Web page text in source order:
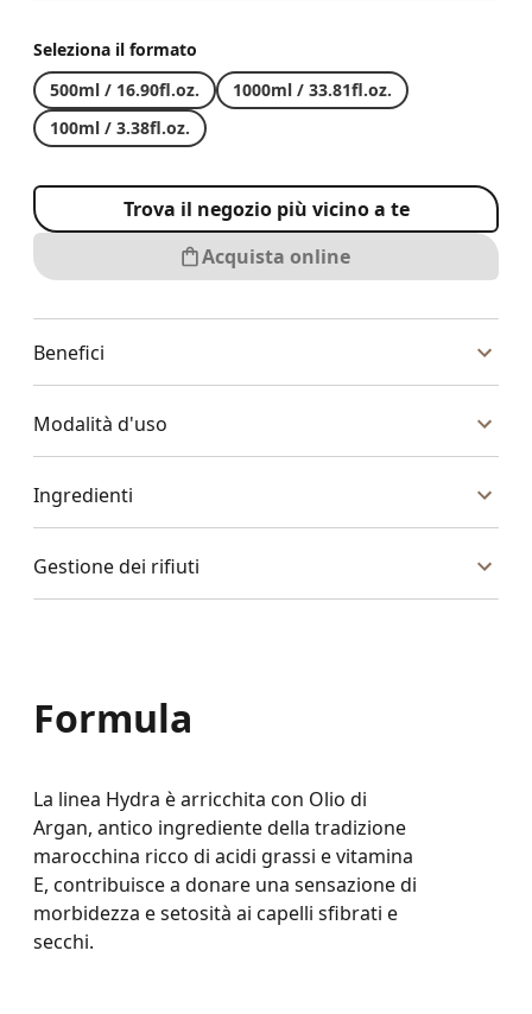
Seleziona il formato
500ml / 16.90fl.oz.
1000ml / 33.81fl.oz.
100ml / 3.38fl.oz.
Trova il negozio più vicino a te
Acquista online
Benefici
Modalità d'uso
Ingredienti
Gestione dei rifiuti
Formula
La linea Hydra è arricchita con Olio di
Argan, antico ingrediente della tradizione
marocchina ricco di acidi grassi e vitamina
E, contribuisce a donare una sensazione di
morbidezza e setosità ai capelli sfibrati e
secchi.